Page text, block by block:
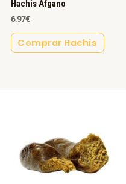
Hachis Afgano
6.97€
Comprar Hachis